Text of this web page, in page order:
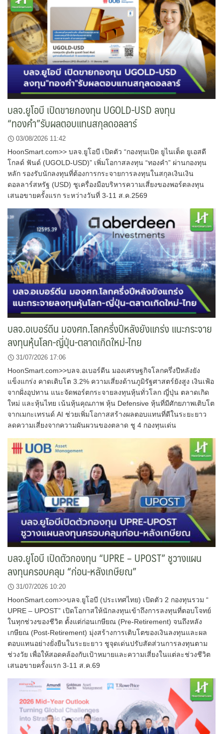
บลจ.ยูโอบี เปิดขายกองทุน UGOLD-USD ลงทุน
“ทองคำ”รับผลตอบแทนสกุลดอลลาร์
03/08/2026 11:42
HoonSmart.com>> บลจ.ยูโอบี เปิดตัว “กองทุนเปิด ยูไนเต็ด ยูเอสดี
โกลด์ ฟันด์ (UGOLD-USD)” เพิ่มโอกาสลงทุน “ทองคำ” ผ่านกองทุน
หลัก รองรับนักลงทุนที่ต้องการกระจายการลงทุนในสกุลเงินเงิน
ดอลลาร์สหรัฐ (USD) ชูเครื่องมือบริหารความเสี่ยงของพอร์ตลงทุน
เสนอขายครั้งแรก ระหว่างวันที่ 3-11 ส.ค.2569
บลจ.อเบอร์ดีน มองศก.โลกครึ่งปีหลังยังแกร่ง แนะกระจาย
ลงทุนหุ้นโลก-ญี่ปุ่น-ตลาดเกิดใหม่-ไทย
31/07/2026 17:06
HoonSmart.com>>บลจ.อเบอร์ดีน มองเศรษฐกิจโลกครึ่งปีหลังยัง
แข็งแกร่ง คาดเติบโต 3.2% ความเสี่ยงด้านภูมิรัฐศาสตร์ยังสูง เงินเฟ้อ
จากฝั่งอุปทาน แนะจัดพอร์ตกระจายลงทุนหุ้นทั่วโลก ญี่ปุ่น ตลาดเกิด
ใหม่ และหุ้นไทย เน้นหุ้นคุณภาพ หุ้น Defensive หุ้นที่มีศักยภาพเติบโต
จากเมกะเทรนด์ AI ช่วยเพิ่มโอกาสสร้างผลตอบแทนที่ดีในระยะยาว
ลดความเสี่ยงจากความผันผวนของตลาด ชู 4 กองทุนเด่น
บลจ.ยูโอบี เปิดตัวกองทุน “UPRE – UPOST” ชูวางแผน
ลงทุนครอบคลุม “ก่อน-หลังเกษียณ”
31/07/2026 10:20
HoonSmart.com>>บลจ.ยูโอบี (ประเทศไทย) เปิดตัว 2 กองทุนรวม “
UPRE – UPOST” เปิดโอกาสให้นักลงทุนเข้าถึงการลงทุนที่ตอบโจทย์
ในทุกช่วงของชีวิต ตั้งแต่ก่อนเกษียณ (Pre-Retirement) จนถึงหลัง
เกษียณ (Post-Retirement) มุ่งสร้างการเติบโตของเงินลงทุนและผล
ตอบแทนอย่างยั่งยืนในระยะยาว ชูจุดเด่นปรับสัดส่วนการลงทุนตาม
ช่วงวัย เพื่อให้สอดคล้องกับเป้าหมายและความเสี่ยงในแต่ละช่วงชีวิต
เสนอขายครั้งแรก 3-11 ส.ค.69